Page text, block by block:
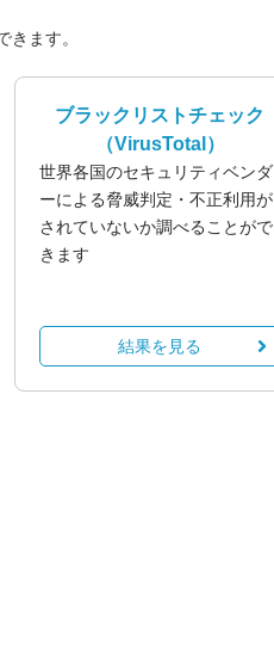
ます。
ブラックリストチェック
（VirusTotal）
世界各国のセキュリティベンダ
ーによる脅威判定・不正利用が
されていないか調べることがで
きます
結果を見る